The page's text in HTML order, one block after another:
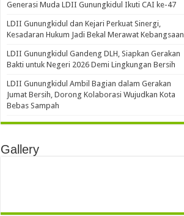
Generasi Muda LDII Gunungkidul Ikuti CAI ke-47
LDII Gunungkidul dan Kejari Perkuat Sinergi,
Kesadaran Hukum Jadi Bekal Merawat Kebangsaan
LDII Gunungkidul Gandeng DLH, Siapkan Gerakan
Bakti untuk Negeri 2026 Demi Lingkungan Bersih
LDII Gunungkidul Ambil Bagian dalam Gerakan
Jumat Bersih, Dorong Kolaborasi Wujudkan Kota
Bebas Sampah
Gallery